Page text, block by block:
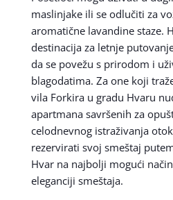
maslinjake ili se odlučiti za
aromatične lavandine staze.
destinacija za letnje
da se povežu s prirodom i
blagodatima. Za one koji
vila Forkira u gradu Hvaru
apartmana savršenih za
celodnevnog istraživanja
rezervirati svoj smeštaj
Hvar na najbolji mogući
eleganciji smeštaja.